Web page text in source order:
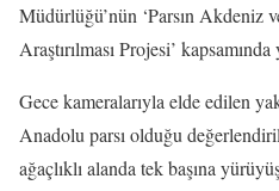
Müdürlüğü’nün ‘Parsın Akdeniz
Araştırılması Projesi’
Gece kameralarıyla elde edilen
Anadolu parsı olduğu
ağaçlıklı alanda tek başına